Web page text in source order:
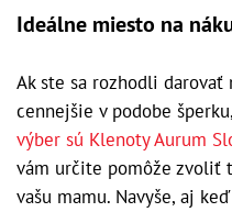
Ideálne miesto na
Ak ste sa rozhodli
cennejšie v podobe
výber sú Klenoty Aurum
vám určite pomôže zvoliť
vašu mamu. Navyše, aj